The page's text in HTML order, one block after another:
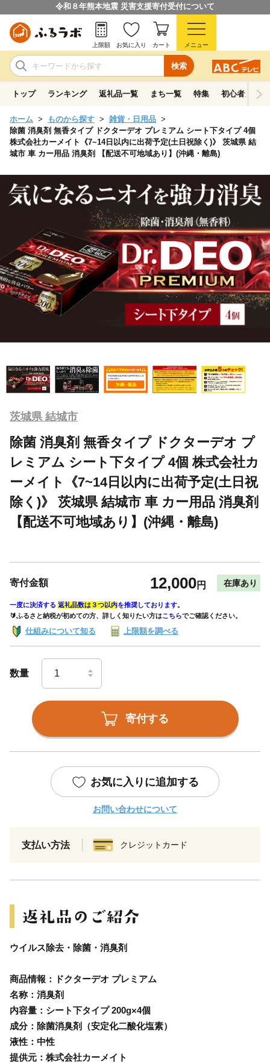
令和８年熊本地震 災害支援寄付受付について
検索
上限額 お気に入り カート メニュー
トップ ランキング 返礼品一覧 まち一覧 特集 初心者ガイド
ホーム ものから探す
雑貨・日用品
除菌 消臭剤 無香タイプ ドクターデオ プレミアム シート下タイプ 4個
株式会社カーメイト《7~14日以内に出荷予定(土日祝除く)》 茨城県 結
城市 車 カー用品 消臭剤 【配送不可地域あり】(沖縄・離島)
茨城県 結城市
除菌 消臭剤 無香タイプ ドクターデオ プ
レミアム シート下タイプ 4個 株式会社カ
ーメイト《7~14日以内に出荷予定(土日祝
除く)》 茨城県 結城市 車 カー用品 消臭剤
【配送不可地域あり】(沖縄・離島)
寄付金額 12,000円 在庫あり
一度に決済する 返礼品数は３つ以内を推奨しております。
🔰ふるさと納税が初めての方、詳しく知りたい方はこちらでご確認ください。
仕組みについて知る 上限額を調べる
数量
寄付する
お気に入りに追加する
お問い合わせについて
支払い方法 クレジットカード
ウイルス除去・除菌・消臭剤
商品情報：ドクターデオ プレミアム
名称：消臭剤
内容量：シート下タイプ 200g×4個
成分：除菌消臭剤（安定化二酸化塩素）
液性：中性
提供元：株式会社カーメイト